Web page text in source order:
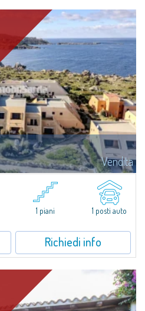
Vendita
Casa Serraina in vendita a
interni rinnovati con una vista che si
chi desidera una residenza estiva...
1 piani 1 posti auto
Richiedi info